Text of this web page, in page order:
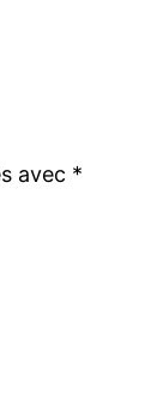
avec *